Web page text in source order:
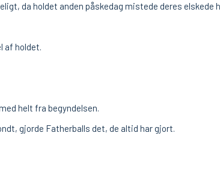
da holdet anden påskedag mistede deres elskede
af holdet.
helt fra begyndelsen.
gjorde Fatherballs det, de altid har gjort.